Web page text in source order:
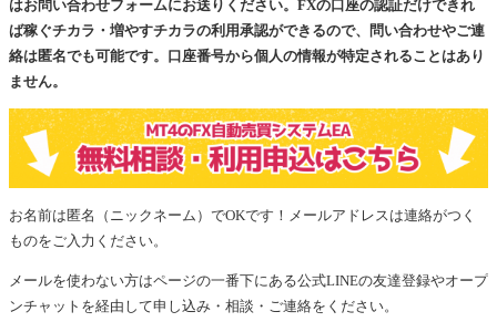
はお問い合わせフォームにお送りください。FXの口座の認証だけできれ
ば稼ぐチカラ・増やすチカラの利用承認ができるので、問い合わせやご連
絡は匿名でも可能です。口座番号から個人の情報が特定されることはあり
ません。
お名前は匿名（ニックネーム）でOKです！メールアドレスは連絡がつく
ものをご入力ください。
メールを使わない方はページの一番下にある公式LINEの友達登録やオープ
ンチャットを経由して申し込み・相談・ご連絡をください。